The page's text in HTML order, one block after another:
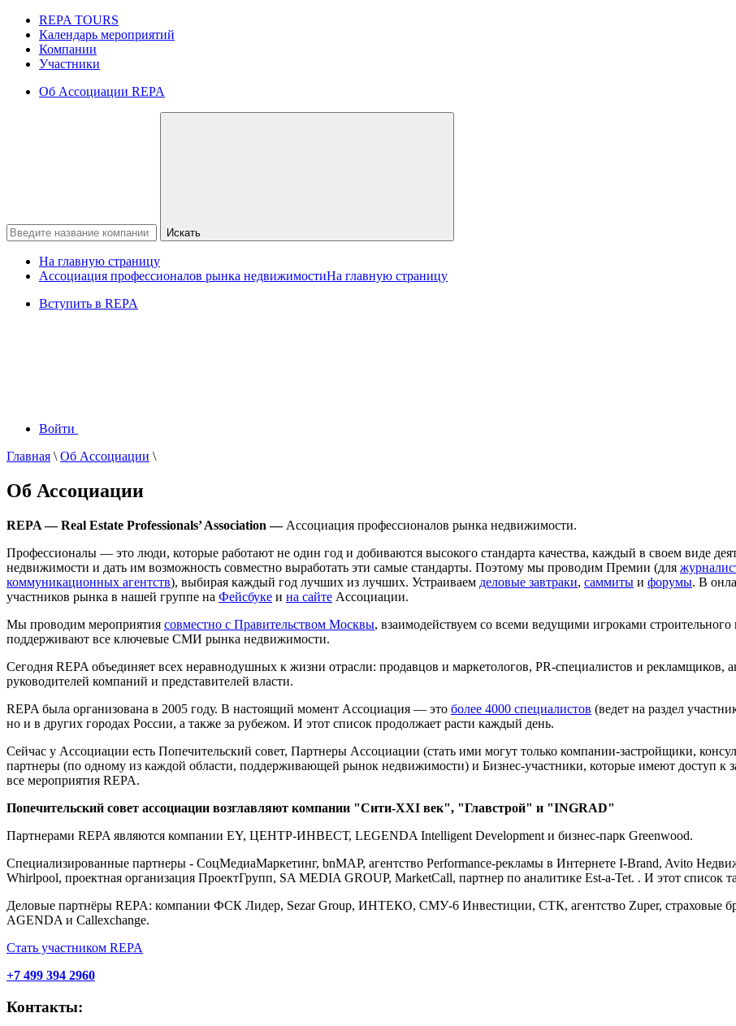
REPA TOURS
Календарь мероприятий
Компании
Участники
Об Ассоциации REPA
Искать
На главную страницу
Ассоциация профессионалов рынка недвижимостиНа главную страницу
Вступить в REPA
Войти
Главная \ Об Ассоциации \
Об Ассоциации
REPA — Real Estate Professionals’ Association — Ассоциация профессионалов рынка недвижимости.
Профессионалы — это люди, которые работают не один год и добиваются высокого стандарта качества, каждый в своем виде
недвижимости и дать им возможность совместно выработать эти самые стандарты. Поэтому мы проводим Премии (для
коммуникационных агентств), выбирая каждый год лучших из лучших. Устраиваем деловые завтраки, саммиты и форумы. В
участников рынка в нашей группе на Фейсбуке и на сайте Ассоциации.
Мы проводим мероприятия совместно с Правительством Москвы, взаимодействуем со всеми ведущими игроками
поддерживают все ключевые СМИ рынка недвижимости.
Сегодня REPA объединяет всех неравнодушных к жизни отрасли: продавцов и маркетологов, PR-специалистов и рекламщиков,
руководителей компаний и представителей власти.
REPA была организована в 2005 году. В настоящий момент Ассоциация — это более 4000 специалистов (ведет на раздел
но и в других городах России, а также за рубежом. И этот список продолжает расти каждый день.
Сейчас у Ассоциации есть Попечительский совет, Партнеры Ассоциации (стать ими могут только компании-застройщики,
партнеры (по одному из каждой области, поддерживающей рынок недвижимости) и Бизнес-участники, которые имеют доступ к
все мероприятия REPA.
Попечительский совет ассоциации возглавляют компании "Сити-XXI век", "Главстрой" и "INGRAD"
Партнерами REPA являются компании EY, ЦЕНТР-ИНВЕСТ, LEGENDA Intelligent Development и бизнес-парк Greenwood.
Специализированные партнеры - СоцМедиаМаркетинг, bnMAP, агентство Performance-рекламы в Интернете I-Brand, Avito
Whirlpool, проектная организация ПроектГрупп, SA MEDIA GROUP, MarketCall, партнер по аналитике Est-a-Tet. . И этот список
Деловые партнёры REPA: компании ФСК Лидер, Sezar Group, ИНТЕКО, СМУ-6 Инвестиции, СТК, агентство Zuper, страховые
AGENDA и Callexchange.
Стать участником REPA
+7 499 394 2960
Контакты: